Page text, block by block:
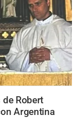
Robert
Argentina